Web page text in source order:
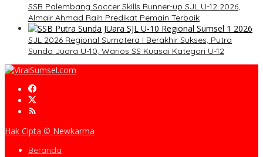
SSB Palembang Soccer Skills Runner-up SJL U-12 2026,
Almair Ahmad Raih Predikat Pemain Terbaik
SJL 2026 Regional Sumatera I Berakhir Sukses, Putra
Sunda Juara U-10, Warios SS Kuasai Kategori U-12
Hak Cipta © Newkarma
Beranda